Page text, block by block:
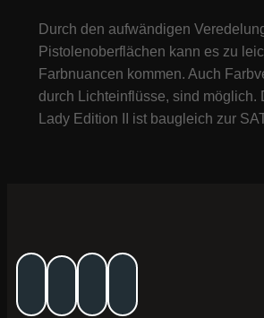
Durch den aufwändigen
Pistolenoberflächen kann es zu
Farbnuancen kommen. Auch
durch Lichteinflüsse, sind möglich.
Lady Edition II ist baugleich zur